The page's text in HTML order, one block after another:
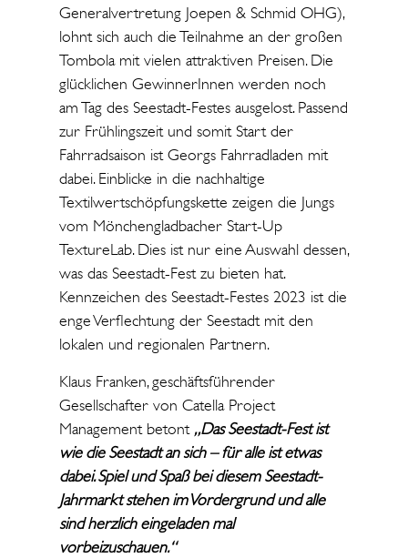
Generalvertretung Joepen & Schmid OHG),
lohnt sich auch die Teilnahme an der großen
Tombola mit vielen attraktiven Preisen. Die
glücklichen GewinnerInnen werden noch
am Tag des Seestadt-Festes ausgelost. Passend
zur Frühlingszeit und somit Start der
Fahrradsaison ist Georgs Fahrradladen mit
dabei. Einblicke in die nachhaltige
Textilwertschöpfungskette zeigen die Jungs
vom Mönchengladbacher Start-Up
TextureLab. Dies ist nur eine Auswahl dessen,
was das Seestadt-Fest zu bieten hat.
Kennzeichen des Seestadt-Festes 2023 ist die
enge Verflechtung der Seestadt mit den
lokalen und regionalen Partnern.
Klaus Franken, geschäftsführender
Gesellschafter von Catella Project
Management betont „Das Seestadt-Fest ist
wie die Seestadt an sich – für alle ist etwas
dabei. Spiel und Spaß bei diesem Seestadt-
Jahrmarkt stehen im Vordergrund und alle
sind herzlich eingeladen mal
vorbeizuschauen.“